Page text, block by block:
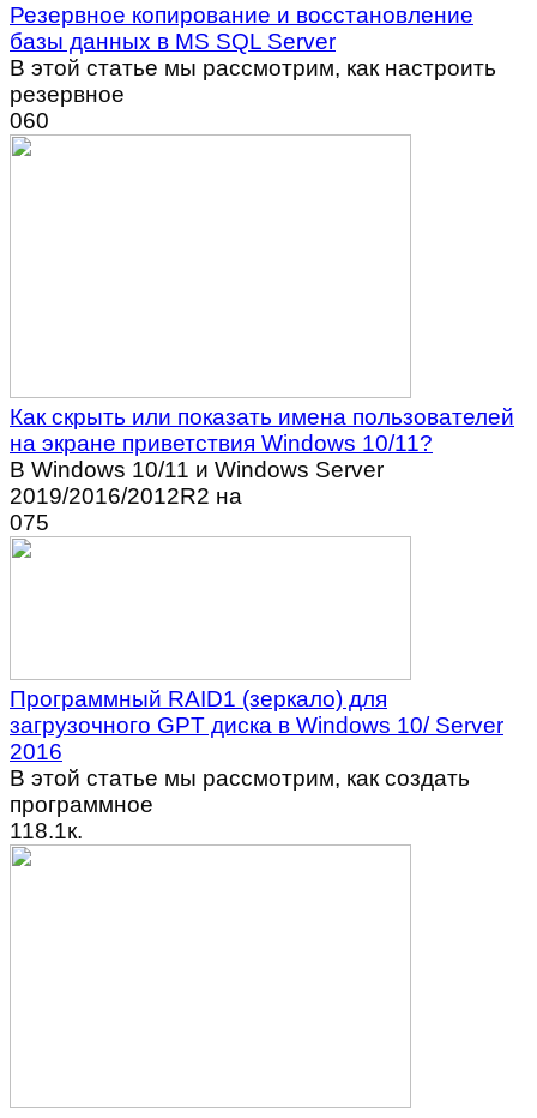
Резервное копирование и восстановление
базы данных в MS SQL Server
В этой статье мы рассмотрим, как настроить
резервное
060
Как скрыть или показать имена пользователей
на экране приветствия Windows 10/11?
В Windows 10/11 и Windows Server
2019/2016/2012R2 на
075
Программный RAID1 (зеркало) для
загрузочного GPT диска в Windows 10/ Server
2016
В этой статье мы рассмотрим, как создать
программное
118.1к.